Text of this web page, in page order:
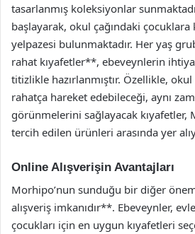
tasarlanmış koleksiyonlar
başlayarak, okul çağındaki
yelpazesi bulunmaktadır. Her yaş
rahat kıyafetler**, ebeveynlerin
titizlikle hazırlanmıştır. Özellikle,
rahatça hareket edebileceği, aynı
görünmelerini sağlayacak kıyafetler,
tercih edilen ürünleri arasında yer
Online Alışverişin Avantajları
Morhipo’nun sunduğu bir diğer
alışveriş imkanıdır**. Ebeveynler,
çocukları için en uygun kıyafetleri